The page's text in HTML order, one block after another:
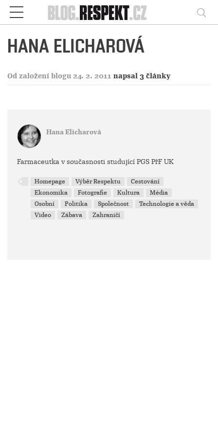
Respekt
HANA ELICHAROVÁ
Od založení blogu 24. 2. 2011 napsal 3 články
Hana Elicharová
Farmaceutka v současnosti studující PGS PřF UK
Homepage Výběr Respektu
Cestování
Ekonomika
Fotografie Kultura
Média
Osobní
Politika Společnost
Technologie a věda
Video
Zábava Zahraničí